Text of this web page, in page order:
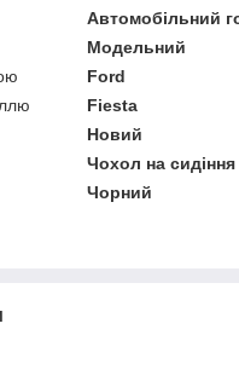
Автомобільний
Модельний
Ford
Fiesta
Новий
Чохол на сидіння
Чорний